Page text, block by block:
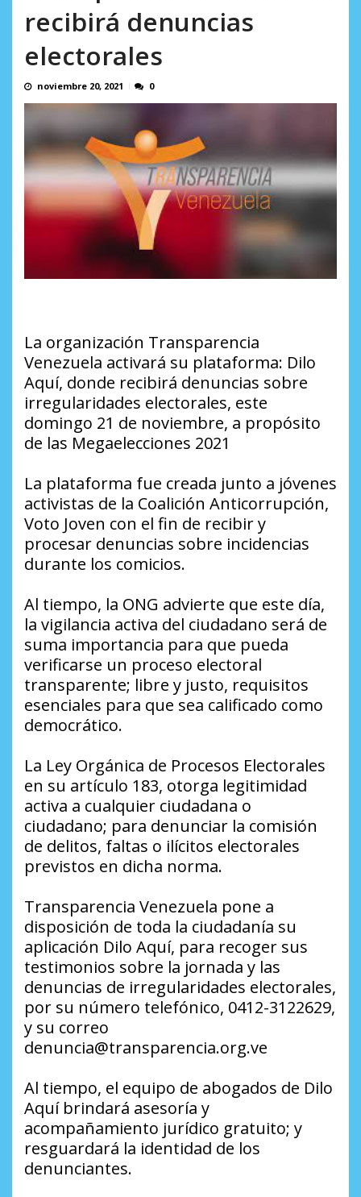
recibirá denuncias
electorales
noviembre 20, 2021 0
La organización Transparencia
Venezuela activará su plataforma: Dilo
Aquí, donde recibirá denuncias sobre
irregularidades electorales, este
domingo 21 de noviembre, a propósito
de las Megaelecciones 2021
La plataforma fue creada junto a jóvenes
activistas de la Coalición Anticorrupción,
Voto Joven con el fin de recibir y
procesar denuncias sobre incidencias
durante los comicios.
Al tiempo, la ONG advierte que este día,
la vigilancia activa del ciudadano será de
suma importancia para que pueda
verificarse un proceso electoral
transparente; libre y justo, requisitos
esenciales para que sea calificado como
democrático.
La Ley Orgánica de Procesos Electorales
en su artículo 183, otorga legitimidad
activa a cualquier ciudadana o
ciudadano; para denunciar la comisión
de delitos, faltas o ilícitos electorales
previstos en dicha norma.
Transparencia Venezuela pone a
disposición de toda la ciudadanía su
aplicación Dilo Aquí, para recoger sus
testimonios sobre la jornada y las
denuncias de irregularidades electorales,
por su número telefónico, 0412-3122629,
y su correo
denuncia@transparencia.org.ve
Al tiempo, el equipo de abogados de Dilo
Aquí brindará asesoría y
acompañamiento jurídico gratuito; y
resguardará la identidad de los
denunciantes.